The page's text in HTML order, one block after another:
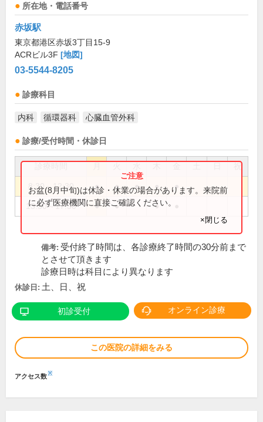
所在地・電話番号
赤坂駅
東京都港区赤坂3丁目15-9
ACRビル3F [地図]
03-5544-8205
診療科目
内科 循環器科 心臓血管外科
診療/受付時間・休診日
祝
8:30～12:30 ● ● ● ● ●
13:30～17:30 ● ● ●
お盆(8月中旬)は休診・休業の場合があります。来院前
に必ず医療機関に直接ご確認ください。
×閉じる
備考: 受付終了時間は、各診療終了時間の30分前まで
とさせて頂きます
診療日時は科目により異なります
休診日: 土、日、祝
初診受付 オンライン診療
この医院の詳細をみる
アクセス数※